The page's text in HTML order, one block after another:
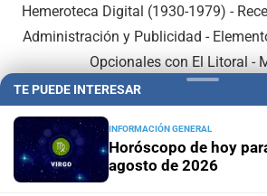
Hemeroteca Digital (1930-1979) -
Administración y Publicidad -
Opcionales con El Litoral -
TE PUEDE INTERESAR
INFORMACIÓN GENERAL
Horóscopo de hoy
agosto de 2026